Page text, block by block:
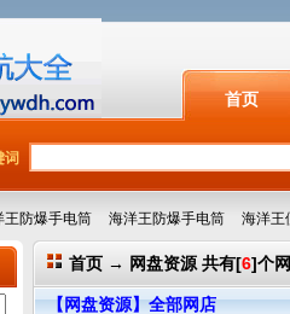
首页
词
王防爆手电筒 海洋王防爆手电筒 海洋王
首页 → 网盘资源 共有[6]个
【网盘资源】全部网店